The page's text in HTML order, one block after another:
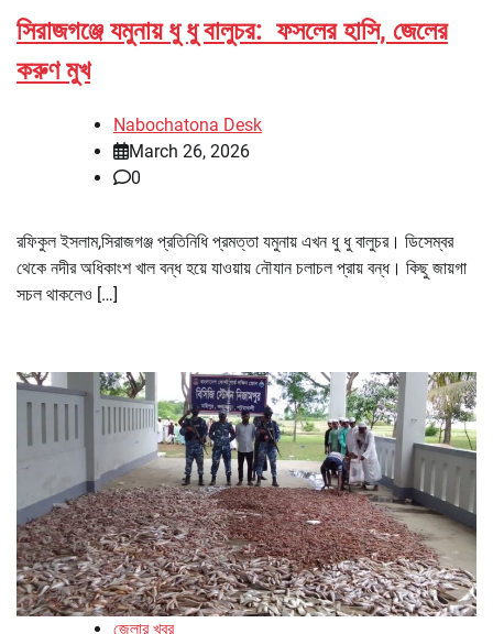
সিরাজগঞ্জে যমুনায় ধু ধু বালুচর: ফসলের হাসি, জেলের
করুণ মুখ
Nabochatona Desk
March 26, 2026
0
রফিকুল ইসলাম,সিরাজগঞ্জ প্রতিনিধি প্রমত্তা যমুনায় এখন ধু ধু বালুচর। ডিসেম্বর
থেকে নদীর অধিকাংশ খাল বন্ধ হয়ে যাওয়ায় নৌযান চলাচল প্রায় বন্ধ। কিছু জায়গা
সচল থাকলেও […]
জেলার খবর